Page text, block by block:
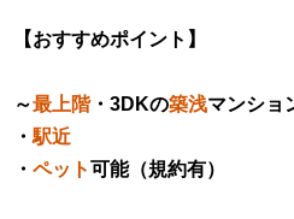
【おすすめポイント】
～最上階・3DKの築浅マンショ
・駅近
・ ペット可能（規約有）